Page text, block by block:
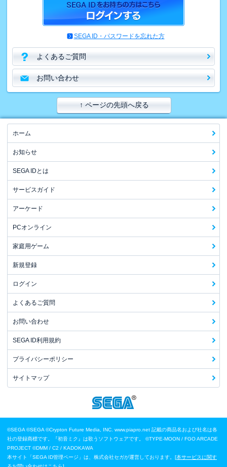
SEGA ID・パスワードを忘れた方
よくあるご質問
お問い合わせ
↑ ページの先頭へ戻る
ホーム
お知らせ
SEGA IDとは
サービスガイド
アーケード
PCオンライン
家庭用ゲーム
新規登録
ログイン
よくあるご質問
お問い合わせ
SEGA ID利用規約
プライバシーポリシー
サイトマップ
©SEGA ©SEGA ©Crypton Future Media, INC. www.piapro.net 記載の商品名および社名は各
社の登録商標です。『初音ミク』は歌うソフトウェアです。
©TYPE-MOON / FGO ARCADE
PROJECT ©DMM / C2 / KADOKAWA
本サイト「SEGA ID管理ページ」は、株式会社セガが運営しております。[本サービスに関す